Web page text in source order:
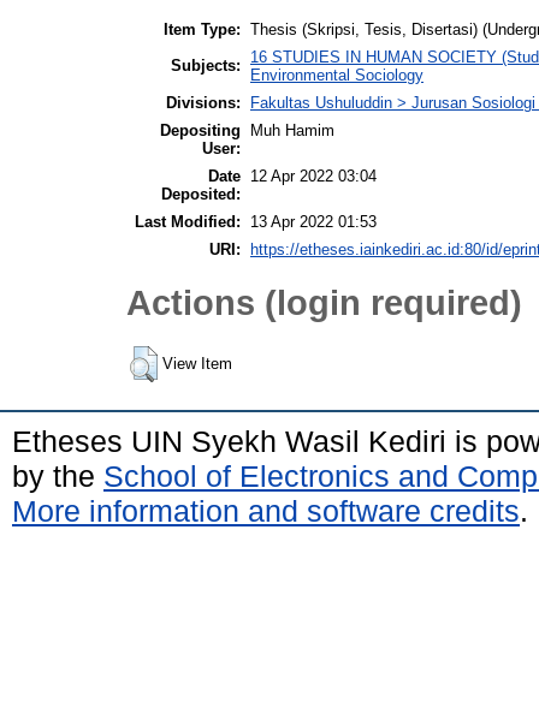
Item Type: Thesis (Skripsi, Tesis, Disertasi)
Subjects:
16 STUDIES IN HUMAN SOCIETY
Environmental Sociology
Divisions:
Fakultas Ushuluddin > Jurusan Sosiologi
Depositing
User:
Muh Hamim
Date
Deposited:
12 Apr 2022 03:04
Last Modified:
13 Apr 2022 01:53
URI:
https://etheses.iainkediri.ac.id:80/id/
Actions (login required)
View Item
Etheses UIN Syekh Wasil Kediri is
by the School of Electronics and
More information and software credits.